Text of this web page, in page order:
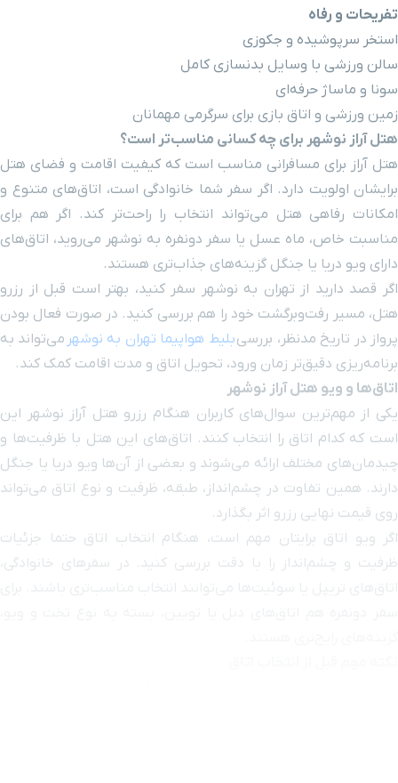
تفریحات و رفاه
استخر سرپوشیده و جکوزی
سالن ورزشی با وسایل بدنسازی کامل
سونا و ماساژ حرفه‌ای
زمین ورزشی و اتاق بازی برای سرگرمی مهمانان
هتل آراز نوشهر برای چه کسانی مناسب‌تر است؟
هتل آراز برای مسافرانی مناسب است که کیفیت اقامت و فضای هتل
برایشان اولویت دارد. اگر سفر شما خانوادگی است، اتاق‌های متنوع و
امکانات رفاهی هتل می‌تواند انتخاب را راحت‌تر کند. اگر هم برای
مناسبت خاص، ماه عسل یا سفر دونفره به نوشهر می‌روید، اتاق‌های
دارای ویو دریا یا جنگل گزینه‌های جذاب‌تری هستند.
اگر قصد دارید از تهران به نوشهر سفر کنید، بهتر است قبل از رزرو
هتل، مسیر رفت‌وبرگشت خود را هم بررسی کنید. در صورت فعال بودن
پرواز در تاریخ مدنظر، بررسیبلیط هواپیما تهران به نوشهر می‌تواند به
برنامه‌ریزی دقیق‌تر زمان ورود، تحویل اتاق و مدت اقامت کمک کند.
اتاق‌ها و ویو هتل آراز نوشهر
یکی از مهم‌ترین سوال‌های کاربران هنگام رزرو هتل آراز نوشهر این
است که کدام اتاق را انتخاب کنند. اتاق‌های این هتل با ظرفیت‌ها و
چیدمان‌های مختلف ارائه می‌شوند و بعضی از آن‌ها ویو دریا یا جنگل
دارند. همین تفاوت در چشم‌انداز، طبقه، ظرفیت و نوع اتاق می‌تواند
روی قیمت نهایی رزرو اثر بگذارد.
اگر ویو اتاق برایتان مهم است، هنگام انتخاب اتاق حتما جزئیات
ظرفیت و چشم‌انداز را با دقت بررسی کنید. در سفرهای خانوادگی،